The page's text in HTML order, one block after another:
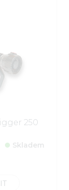
250
Skladem